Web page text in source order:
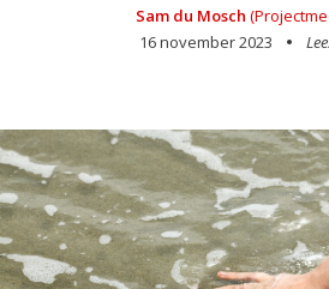
Sam du Mosch
16 november 2023